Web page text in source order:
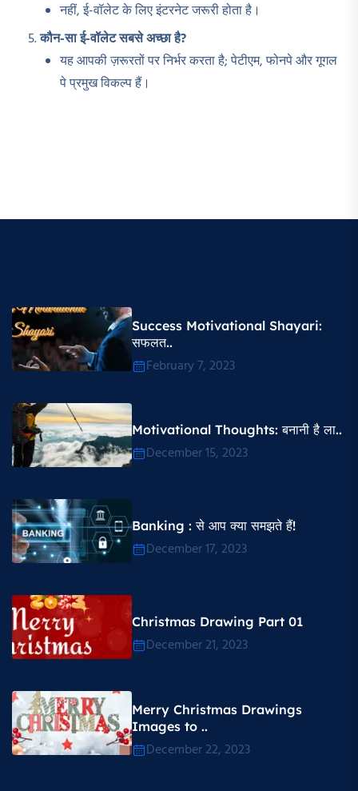
नहीं, ई-वॉलेट के लिए इंटरनेट जरूरी होता है।
कौन-सा ई-वॉलेट सबसे अच्छा है?
यह आपकी ज़रूरतों पर निर्भर करता है; पेटीएम, फोनपे और गूगल
पे प्रमुख विकल्प हैं।
Success Motivational Shayari​:
सफलत..
February 7, 2023
Motivational Thoughts​: बनानी है ला..
December 15, 2023
Banking : से आप क्या समझते हैं!
December 17, 2023
Christmas Drawing Part 01
December 21, 2023
Merry Christmas Drawings
Images to ..
December 22, 2023